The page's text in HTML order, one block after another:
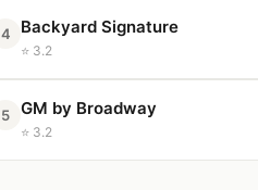
4 Backyard Signature
⭐ 3.2
5 GM by Broadway
⭐ 3.2